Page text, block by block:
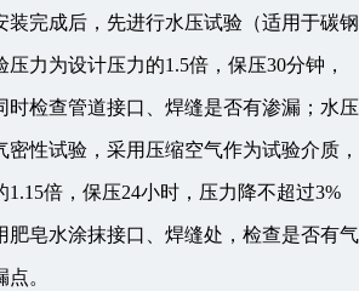
装完成后，先进行水压试验（适用于碳钢
力为设计压力的1.5倍，保压30分钟，
时检查管道接口、焊缝是否有渗漏；水压
性试验，采用压缩空气作为试验介质，
倍，保压24小时，压力降不超过3%
肥皂水涂抹接口、焊缝处，检查是否有气
。